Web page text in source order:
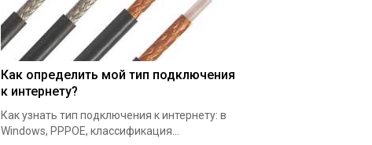
Как определить мой тип подключения
к интернету?
Как узнать тип подключения к интернету: в
Windows, PPPOE, классификация...